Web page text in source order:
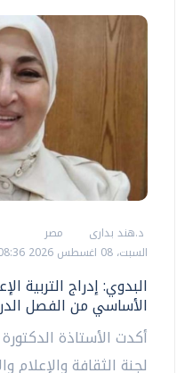
د.هند بدارى
مصر
السبت، 08 اغسطس 2026 08:36 م
البدوي: إدراج التربية
الأساسي من الفصل
أكدت الأستاذة
لجنة الثقافة والإعلام